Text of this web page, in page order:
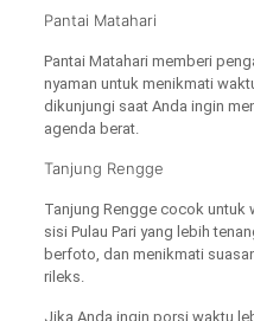
Pantai Matahari
Pantai Matahari memberi
nyaman untuk menikmati
dikunjungi saat Anda ingin
agenda berat.
Tanjung Rengge
Tanjung Rengge cocok untuk
sisi Pulau Pari yang lebih
berfoto, dan menikmati
rileks.
Jika Anda ingin porsi waktu